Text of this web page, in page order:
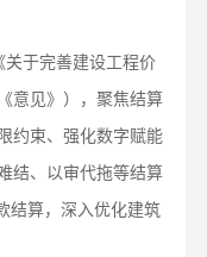
关于完善建设工程价
意见》），聚焦结算
约束、强化数字赋能
结、以审代拖等结算
结算，深入优化建筑